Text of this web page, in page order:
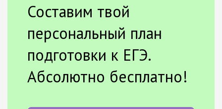
Составим твой
персональный план
подготовки к ЕГЭ.
Абсолютно бесплатно!